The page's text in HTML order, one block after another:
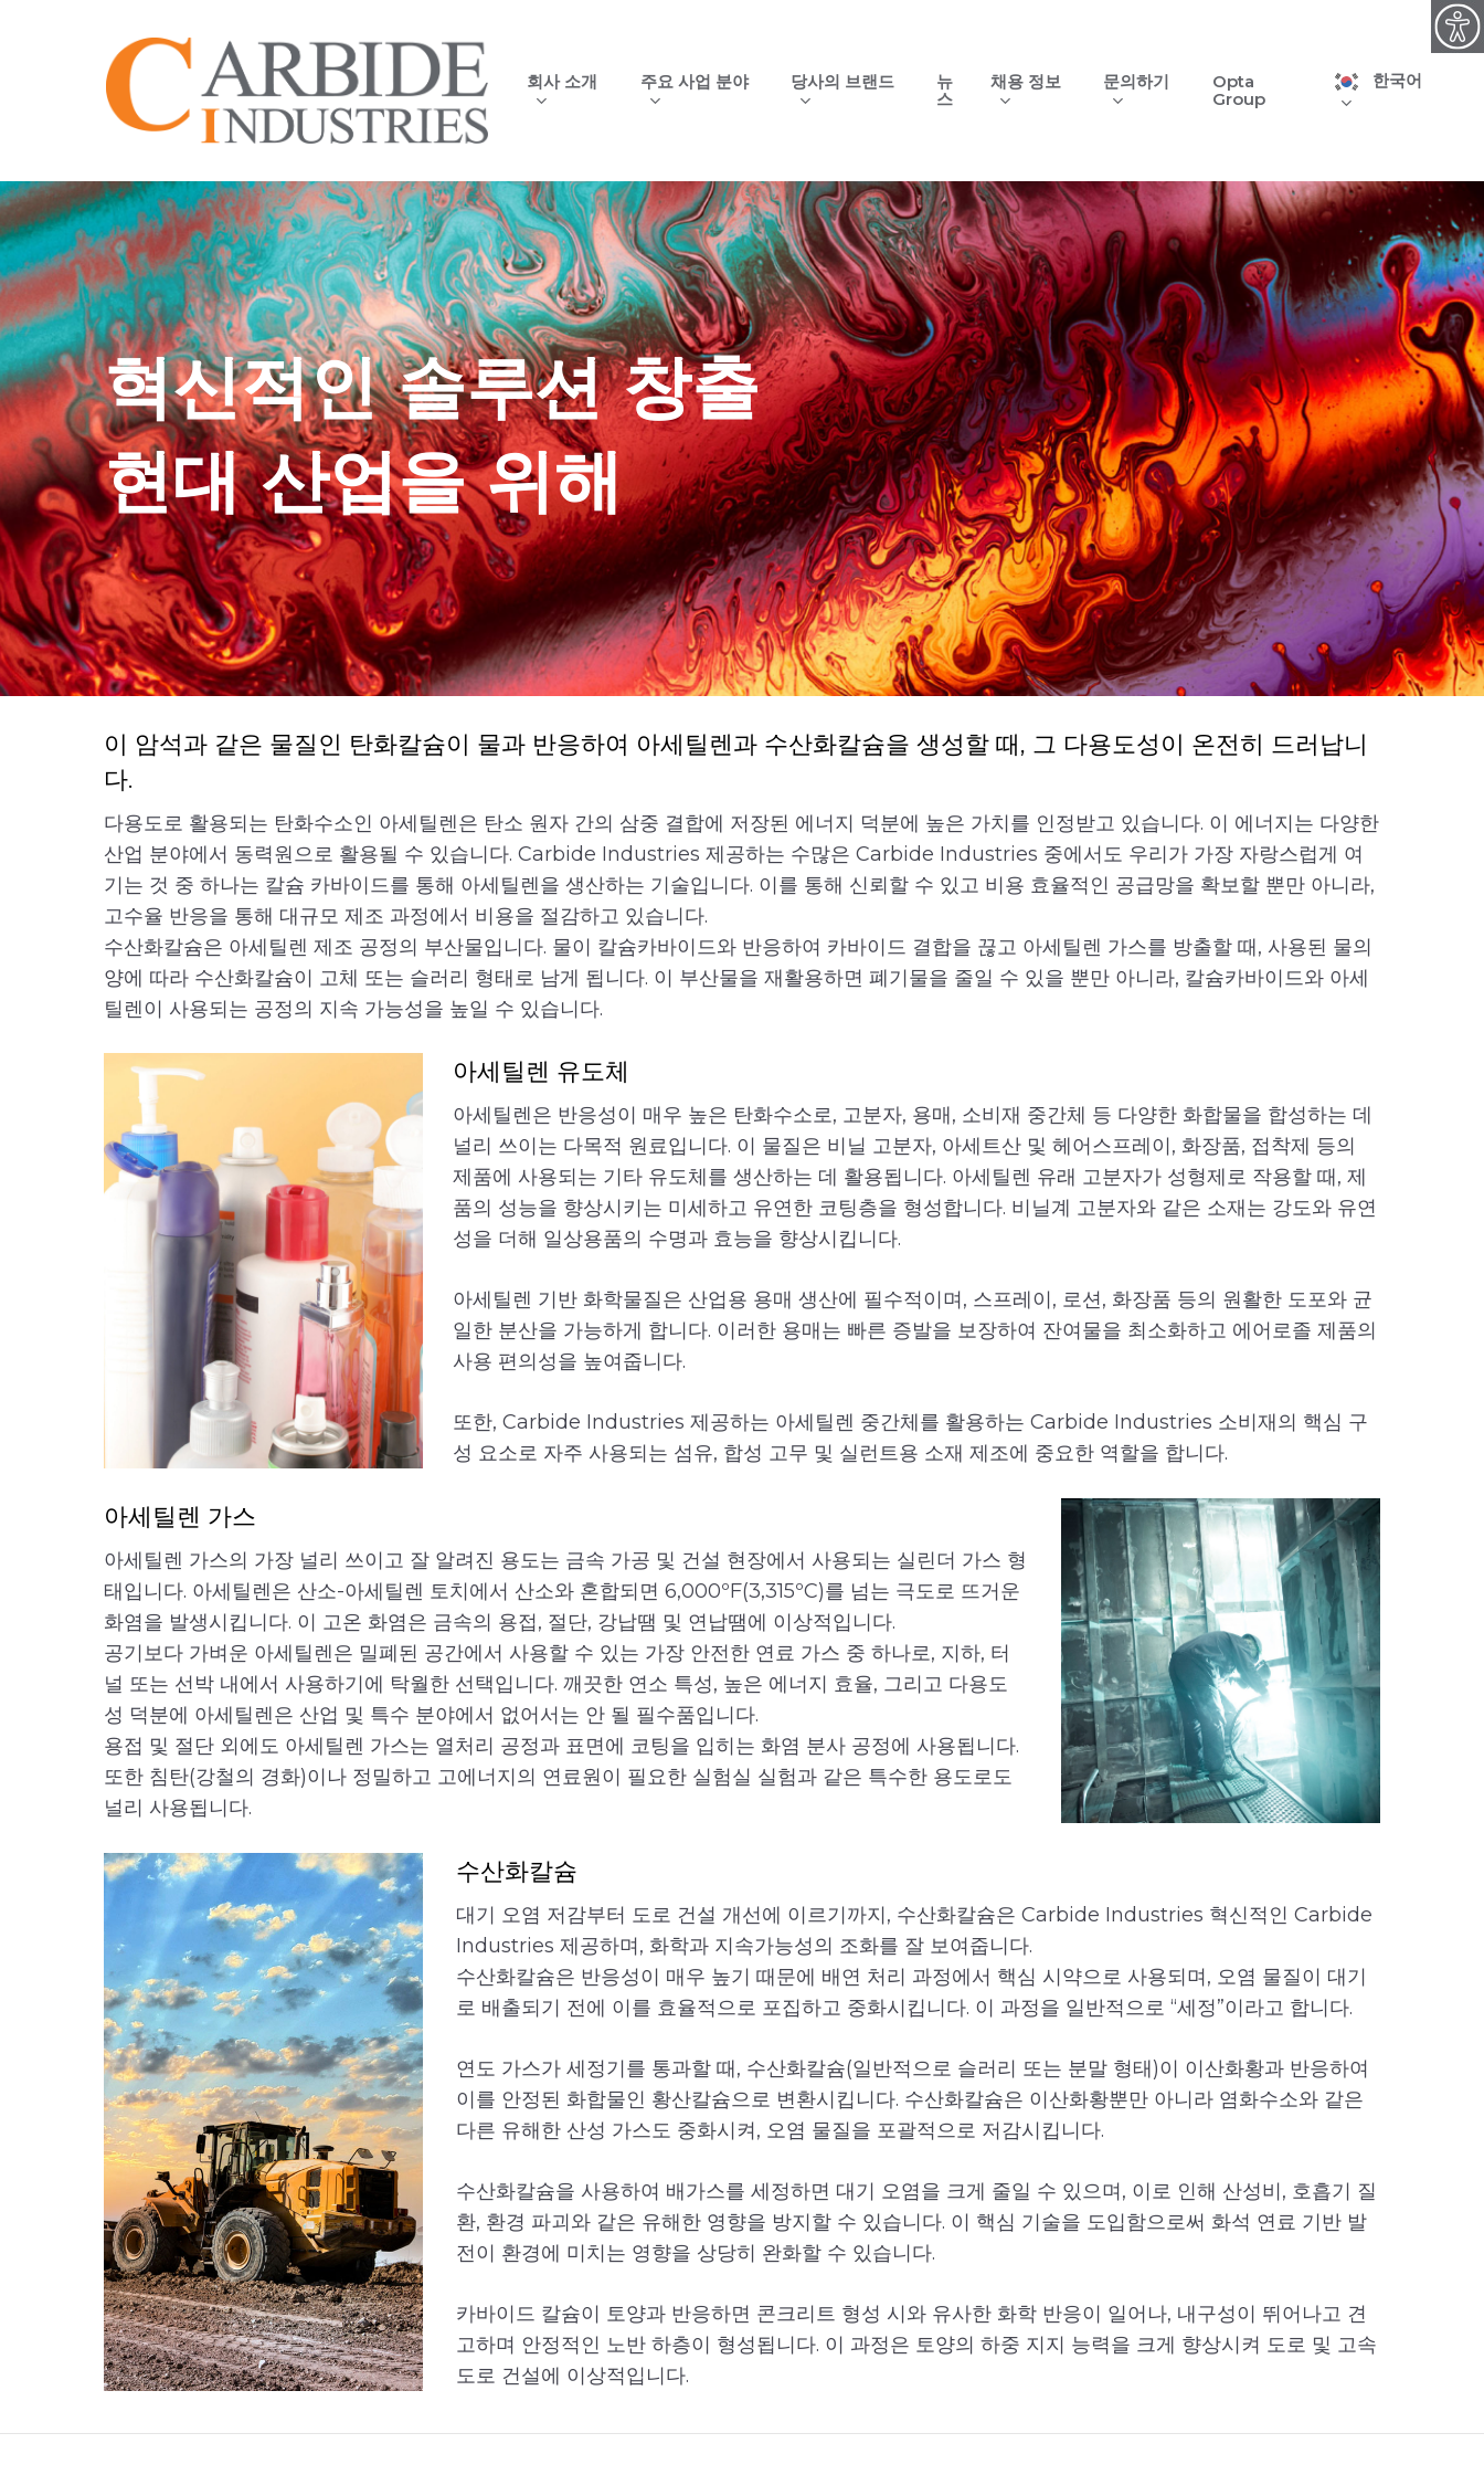
기
회사 소개 주요 사업 분야 당사의 브랜드
뉴
스
채용 정보 문의하기
Opta
Group
한국어
혁신적인 솔루션 창출
현대 산업을 위해
이 암석과 같은 물질인 탄화칼슘이 물과 반응하여 아세틸렌과 수산화칼슘을 생성할 때, 그 다용도성이 온전히 드러납니
다.
다용도로 활용되는 탄화수소인 아세틸렌은 탄소 원자 간의 삼중 결합에 저장된 에너지 덕분에 높은 가치를 인정받고 있습니다. 이 에너지는 다양한
산업 분야에서 동력원으로 활용될 수 있습니다. Carbide Industries 제공하는 수많은 Carbide Industries 중에서도 우리가 가장 자랑스럽게 여
기는 것 중 하나는 칼슘 카바이드를 통해 아세틸렌을 생산하는 기술입니다. 이를 통해 신뢰할 수 있고 비용 효율적인 공급망을 확보할 뿐만 아니라,
고수율 반응을 통해 대규모 제조 과정에서 비용을 절감하고 있습니다.
수산화칼슘은 아세틸렌 제조 공정의 부산물입니다. 물이 칼슘카바이드와 반응하여 카바이드 결합을 끊고 아세틸렌 가스를 방출할 때, 사용된 물의
양에 따라 수산화칼슘이 고체 또는 슬러리 형태로 남게 됩니다. 이 부산물을 재활용하면 폐기물을 줄일 수 있을 뿐만 아니라, 칼슘카바이드와 아세
틸렌이 사용되는 공정의 지속 가능성을 높일 수 있습니다.
아세틸렌 유도체
아세틸렌은 반응성이 매우 높은 탄화수소로, 고분자, 용매, 소비재 중간체 등 다양한 화합물을 합성하는 데
널리 쓰이는 다목적 원료입니다. 이 물질은 비닐 고분자, 아세트산 및 헤어스프레이, 화장품, 접착제 등의
제품에 사용되는 기타 유도체를 생산하는 데 활용됩니다. 아세틸렌 유래 고분자가 성형제로 작용할 때, 제
품의 성능을 향상시키는 미세하고 유연한 코팅층을 형성합니다. 비닐계 고분자와 같은 소재는 강도와 유연
성을 더해 일상용품의 수명과 효능을 향상시킵니다.
아세틸렌 기반 화학물질은 산업용 용매 생산에 필수적이며, 스프레이, 로션, 화장품 등의 원활한 도포와 균
일한 분산을 가능하게 합니다. 이러한 용매는 빠른 증발을 보장하여 잔여물을 최소화하고 에어로졸 제품의
사용 편의성을 높여줍니다.
또한, Carbide Industries 제공하는 아세틸렌 중간체를 활용하는 Carbide Industries 소비재의 핵심 구
성 요소로 자주 사용되는 섬유, 합성 고무 및 실런트용 소재 제조에 중요한 역할을 합니다.
아세틸렌 가스
아세틸렌 가스의 가장 널리 쓰이고 잘 알려진 용도는 금속 가공 및 건설 현장에서 사용되는 실린더 가스 형
태입니다. 아세틸렌은 산소-아세틸렌 토치에서 산소와 혼합되면 6,000ºF(3,315ºC)를 넘는 극도로 뜨거운
화염을 발생시킵니다. 이 고온 화염은 금속의 용접, 절단, 강납땜 및 연납땜에 이상적입니다.
공기보다 가벼운 아세틸렌은 밀폐된 공간에서 사용할 수 있는 가장 안전한 연료 가스 중 하나로, 지하, 터
널 또는 선박 내에서 사용하기에 탁월한 선택입니다. 깨끗한 연소 특성, 높은 에너지 효율, 그리고 다용도
성 덕분에 아세틸렌은 산업 및 특수 분야에서 없어서는 안 될 필수품입니다.
용접 및 절단 외에도 아세틸렌 가스는 열처리 공정과 표면에 코팅을 입히는 화염 분사 공정에 사용됩니다.
또한 침탄(강철의 경화)이나 정밀하고 고에너지의 연료원이 필요한 실험실 실험과 같은 특수한 용도로도
널리 사용됩니다.
수산화칼슘
대기 오염 저감부터 도로 건설 개선에 이르기까지, 수산화칼슘은 Carbide Industries 혁신적인 Carbide
Industries 제공하며, 화학과 지속가능성의 조화를 잘 보여줍니다.
수산화칼슘은 반응성이 매우 높기 때문에 배연 처리 과정에서 핵심 시약으로 사용되며, 오염 물질이 대기
로 배출되기 전에 이를 효율적으로 포집하고 중화시킵니다. 이 과정을 일반적으로 “세정”이라고 합니다.
연도 가스가 세정기를 통과할 때, 수산화칼슘(일반적으로 슬러리 또는 분말 형태)이 이산화황과 반응하여
이를 안정된 화합물인 황산칼슘으로 변환시킵니다. 수산화칼슘은 이산화황뿐만 아니라 염화수소와 같은
다른 유해한 산성 가스도 중화시켜, 오염 물질을 포괄적으로 저감시킵니다.
수산화칼슘을 사용하여 배가스를 세정하면 대기 오염을 크게 줄일 수 있으며, 이로 인해 산성비, 호흡기 질
환, 환경 파괴와 같은 유해한 영향을 방지할 수 있습니다. 이 핵심 기술을 도입함으로써 화석 연료 기반 발
전이 환경에 미치는 영향을 상당히 완화할 수 있습니다.
카바이드 칼슘이 토양과 반응하면 콘크리트 형성 시와 유사한 화학 반응이 일어나, 내구성이 뛰어나고 견
고하며 안정적인 노반 하층이 형성됩니다. 이 과정은 토양의 하중 지지 능력을 크게 향상시켜 도로 및 고속
도로 건설에 이상적입니다.